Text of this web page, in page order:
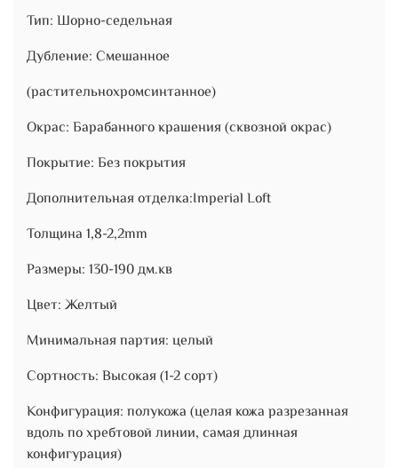
Тип: Шорно-седельная
Дубление: Смешанное
(растительнохромсинтанное)
Окрас: Барабанного крашения (сквозной окрас)
Покрытие: Без покрытия
Дополнительная отделка:Imperial Loft
Толщина 1,8-2,2mm
Размеры: 130-190 дм.кв
Цвет: Желтый
Минимальная партия: целый
Сортность: Высокая (1-2 сорт)
Конфигурация: полукожа (целая кожа разрезанная
вдоль по хребтовой линии, самая длинная
конфигурация)